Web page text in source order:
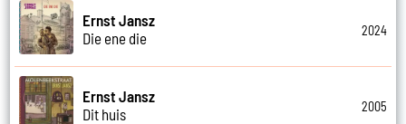
Ernst Jansz
Die ene die
2024
Ernst Jansz
Dit huis
2005